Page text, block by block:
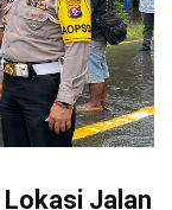
Jalan